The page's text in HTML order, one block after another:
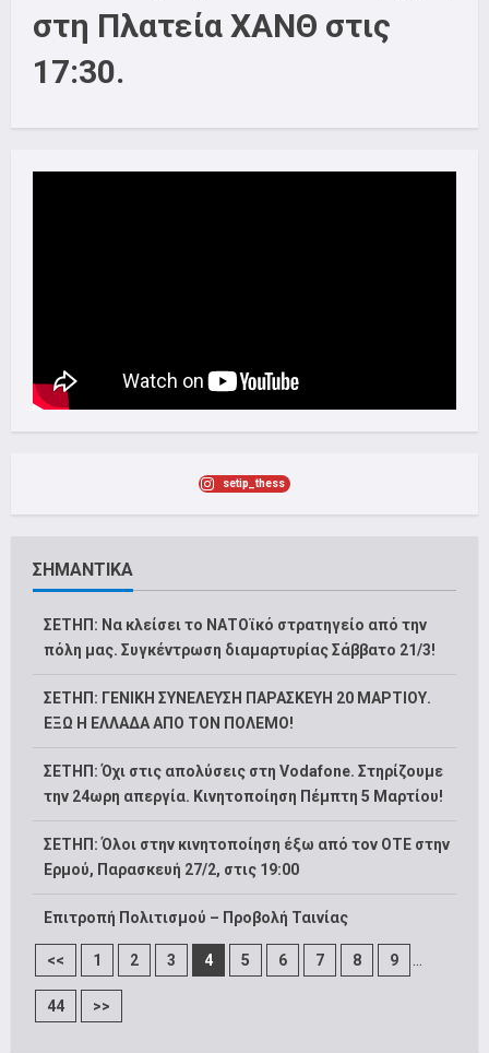
στη Πλατεία ΧΑΝΘ στις
17:30.
setip_thess
ΣΗΜΑΝΤΙΚΑ
ΣΕΤΗΠ: Να κλείσει το ΝΑΤΟϊκό στρατηγείο από την
πόλη μας. Συγκέντρωση διαμαρτυρίας Σάββατο 21/3!
ΣΕΤΗΠ: ΓΕΝΙΚΗ ΣΥΝΕΛΕΥΣΗ ΠΑΡΑΣΚΕΥΗ 20 ΜΑΡΤΙΟΥ.
ΕΞΩ Η ΕΛΛΑΔΑ ΑΠΟ ΤΟΝ ΠΟΛΕΜΟ!
ΣΕΤΗΠ: Όχι στις απολύσεις στη Vodafone. Στηρίζουμε
την 24ωρη απεργία. Κινητοποίηση Πέμπτη 5 Μαρτίου!
ΣΕΤΗΠ: Όλοι στην κινητοποίηση έξω από τον ΟΤΕ στην
Ερμού, Παρασκευή 27/2, στις 19:00
Επιτροπή Πολιτισμού – Προβολή Ταινίας
<< 1 2 3 4 5 6 7 8 9 ...
44 >>